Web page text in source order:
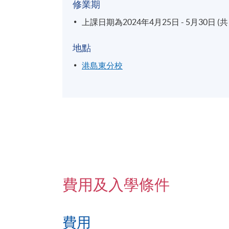
修業期
上課日期為2024年4月25日 - 5月30日 (
地點
港島東分校
費用及入學條件
費用